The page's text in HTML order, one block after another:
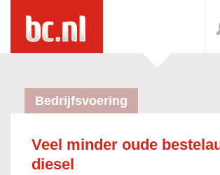
Bedrijfsvoering
Veel minder oude
diesel